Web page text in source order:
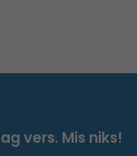
vers. Mis niks!